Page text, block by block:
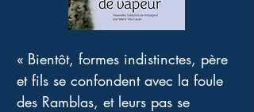
« Bientôt, formes indistinctes, père
et fils se confondent avec la foule
des Ramblas, et leurs pas se